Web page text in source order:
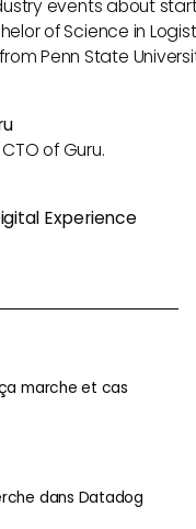
marche et cas
dans Datadog
events about
of Science in
Penn State
of Guru.
Experience